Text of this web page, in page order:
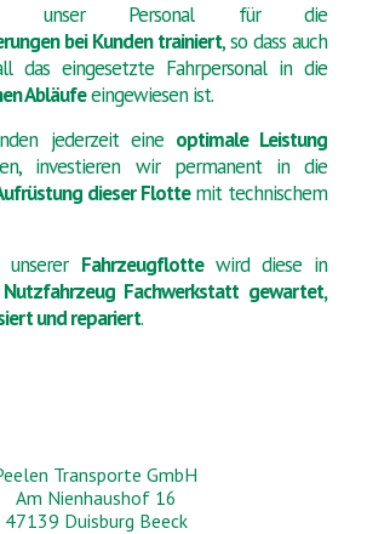
unser Personal für die
bei Kunden trainiert, so dass auch
das eingesetzte Fahrpersonal in die
Abläufeeingewiesen ist.
jederzeit eine optimale Leistung
investieren wir permanent in die
dieser Flottemit technischem
unserer Fahrzeugflottewird diese in
Nutzfahrzeug Fachwerkstatt gewartet,
und repariert.
Transporte GmbH
Am Nienhaushof 16
47139 Duisburg Beeck